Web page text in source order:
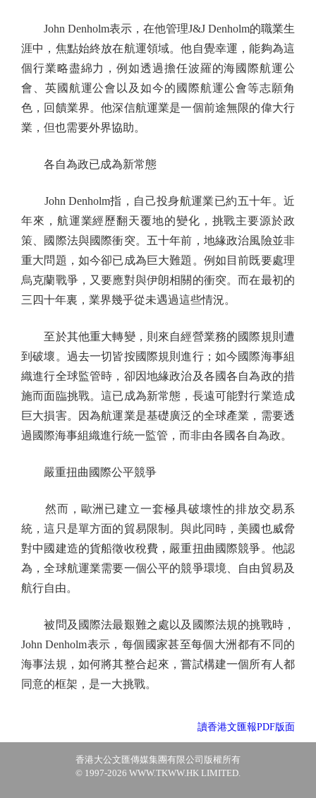
John Denholm表示，在他管理J&J Denholm的職業生
涯中，焦點始終放在航運領域。他自覺幸運，能夠為這
個行業略盡綿力，例如透過擔任波羅的海國際航運公
會、英國航運公會以及如今的國際航運公會等志願角
色，回饋業界。他深信航運業是一個前途無限的偉大行
業，但也需要外界協助。
各自為政已成為新常態
John Denholm指，自己投身航運業已約五十年。近
年來，航運業經歷翻天覆地的變化，挑戰主要源於政
策、國際法與國際衝突。五十年前，地緣政治風險並非
重大問題，如今卻已成為巨大難題。例如目前既要處理
烏克蘭戰爭，又要應對與伊朗相關的衝突。而在最初的
三四十年裏，業界幾乎從未遇過這些情況。
至於其他重大轉變，則來自經營業務的國際規則遭
到破壞。過去一切皆按國際規則進行；如今國際海事組
織進行全球監管時，卻因地緣政治及各國各自為政的措
施而面臨挑戰。這已成為新常態，長遠可能對行業造成
巨大損害。因為航運業是基礎廣泛的全球產業，需要透
過國際海事組織進行統一監管，而非由各國各自為政。
嚴重扭曲國際公平競爭
然而，歐洲已建立一套極具破壞性的排放交易系
統，這只是單方面的貿易限制。與此同時，美國也威脅
對中國建造的貨船徵收稅費，嚴重扭曲國際競爭。他認
為，全球航運業需要一個公平的競爭環境、自由貿易及
航行自由。
被問及國際法最艱難之處以及國際法規的挑戰時，
John Denholm表示，每個國家甚至每個大洲都有不同的
海事法規，如何將其整合起來，嘗試構建一個所有人都
同意的框架，是一大挑戰。
讀香港文匯報PDF版面
香港大公文匯傳媒集團有限公司版權所有
© 1997-2026 WWW.TKWW.HK LIMITED.